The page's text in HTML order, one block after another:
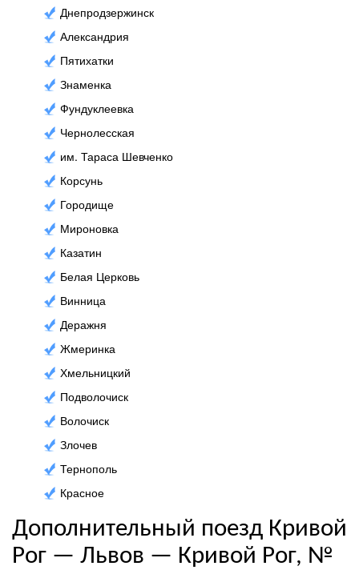
Днепродзержинск
Александрия
Пятихатки
Знаменка
Фундуклеевка
Чернолесская
им. Тараса Шевченко
Корсунь
Городище
Мироновка
Казатин
Белая Церковь
Винница
Деражня
Жмеринка
Хмельницкий
Подволочиск
Волочиск
Злочев
Тернополь
Красное
Дополнительный поезд Кривой
Рог — Львов — Кривой Рог, №